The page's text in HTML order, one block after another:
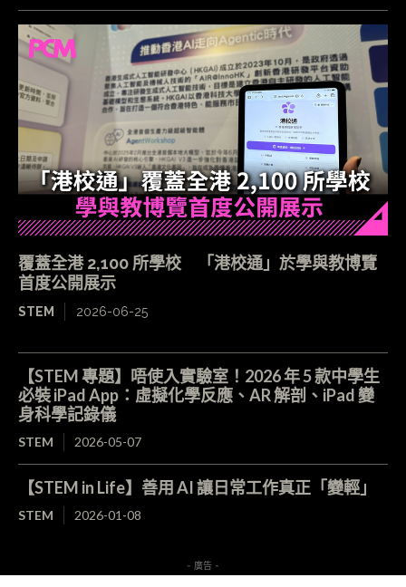
覆蓋全港 2,100 所學校 「港校通」於學與教博覽
首度公開展示
STEM 2026-06-25
【STEM 專題】唔使入實驗室！2026 年 5 款中學生
必裝 iPad App：虛擬化學反應、AR 解剖、iPad 變
身科學記錄儀
STEM 2026-05-07
【STEM in Life】善用 AI 讓日常工作真正「變輕」
STEM 2026-01-08
- 廣告 -